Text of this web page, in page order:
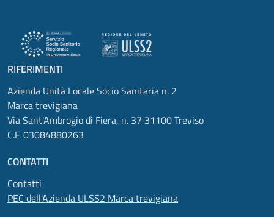
RIFERIMENTI
Azienda Unità Locale Socio Sanitaria n. 2
Marca trevigiana
Via Sant'Ambrogio di Fiera, n. 37 31100 Treviso
C.F. 03084880263
CONTATTI
Contatti
PEC dell'Azienda ULSS2 Marca trevigiana